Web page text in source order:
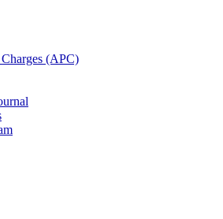
(APC)